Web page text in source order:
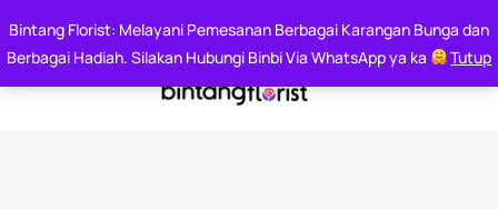
Bintang Florist: Melayani Pemesanan Berbagai Karangan Bunga dan
Berbagai Hadiah. Silakan Hubungi Binbi Via WhatsApp ya ka
Tutup
Whatsapp : 0812 6000 7144